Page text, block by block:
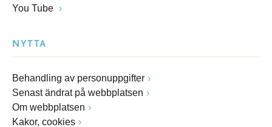
You Tube
NYTTA
Behandling av personuppgifter
Senast ändrat på webbplatsen
Om webbplatsen
Kakor, cookies